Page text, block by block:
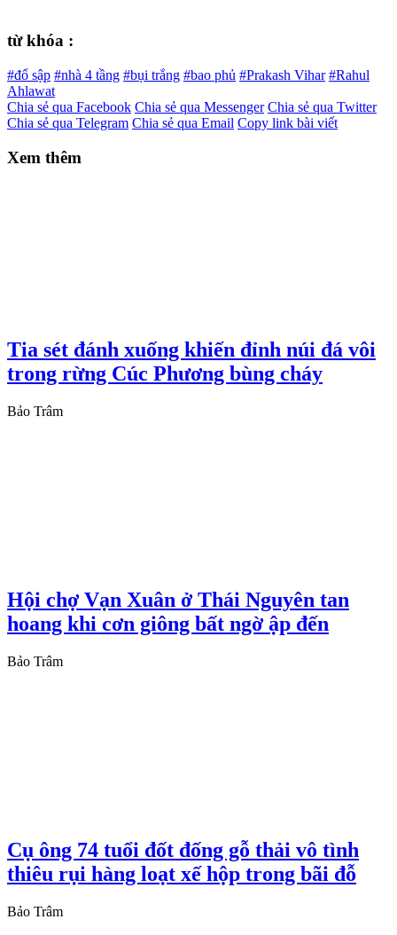
từ khóa :
#đổ sập #nhà 4 tầng #bụi trắng #bao phủ #Prakash Vihar #Rahul
Ahlawat
Chia sẻ qua Facebook Chia sẻ qua Messenger Chia sẻ qua Twitter
Chia sẻ qua Telegram Chia sẻ qua Email Copy link bài viết
Xem thêm
Tia sét đánh xuống khiến đỉnh núi đá vôi
trong rừng Cúc Phương bùng cháy
Bảo Trâm
Hội chợ Vạn Xuân ở Thái Nguyên tan
hoang khi cơn giông bất ngờ ập đến
Bảo Trâm
Cụ ông 74 tuổi đốt đống gỗ thải vô tình
thiêu rụi hàng loạt xế hộp trong bãi đỗ
Bảo Trâm